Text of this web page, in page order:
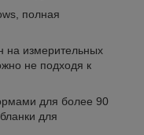
полная
на измерительных
не подходя к
для более 90
для